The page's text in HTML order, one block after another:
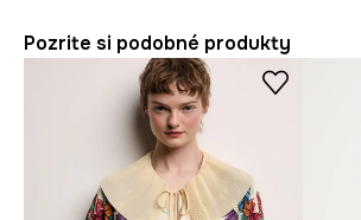
Pozrite si podobné produkty